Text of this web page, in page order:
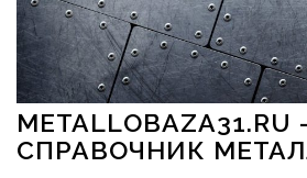
Перейти к содержимому
METALLOBAZA31.RU -
СПРАВОЧНИК